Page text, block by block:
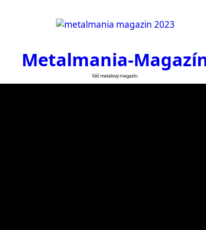
Metalmania-
Váš metalový magazín.